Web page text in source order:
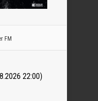
FM
22:00)